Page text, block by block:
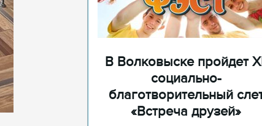
В Волковыске пройдет
социально-
благотворительный
«Встреча друзей»